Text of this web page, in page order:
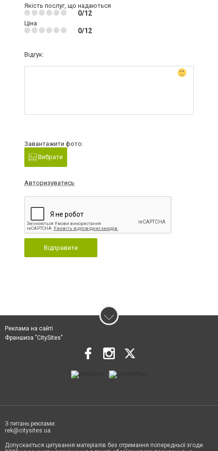
Якість послуг, що надаються
0/12
Ціна
0/12
Відгук:
Завантажити фото:
Вибрати
Авторизуватись
Відправити
Реклама на сайті
Франшиза "CitySites"
З питань реклами:
rek@citysites.ua
Допускається цитування матеріалів без отримання попередньої згоди